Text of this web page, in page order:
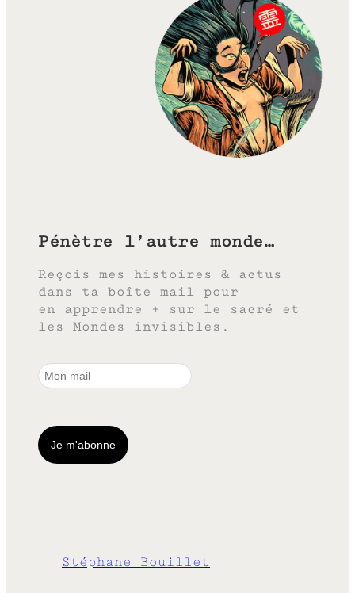
Pénètre l’autre monde…
Reçois mes histoires & actus
dans ta boîte mail pour
en apprendre + sur le sacré et
les Mondes invisibles.
Stéphane Bouillet